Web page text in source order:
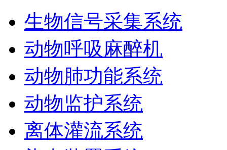
生物信号采集系统
动物呼吸麻醉机
动物肺功能系统
动物监护系统
离体灌流系统